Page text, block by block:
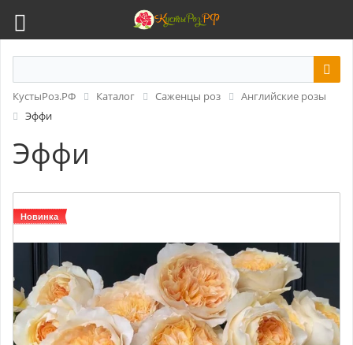
КустыРоз.РФ Каталог Саженцы роз
Английские розы
Эффи
Эффи
Новинка